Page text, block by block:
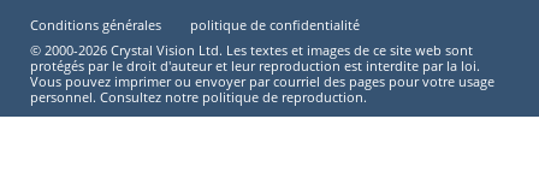
Conditions générales
politique de confidentialité
© 2000-2026 Crystal Vision Ltd. Les textes et images de ce site web sont
protégés par le droit d'auteur et leur reproduction est interdite par la loi.
Vous pouvez imprimer ou envoyer par courriel des pages pour votre usage
personnel. Consultez notre politique de reproduction.